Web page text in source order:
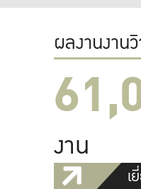
ผลงานงาน
งาน
เ